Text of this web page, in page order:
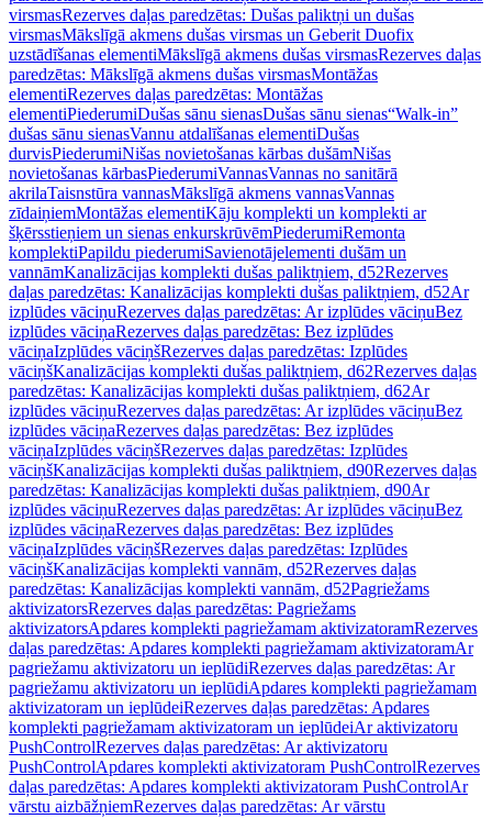
virsmasRezerves daļas paredzētas: Dušas paliktņi un dušas
virsmasMākslīgā akmens dušas virsmas un Geberit Duofix
uzstādīšanas elementiMākslīgā akmens dušas virsmasRezerves daļas
paredzētas: Mākslīgā akmens dušas virsmasMontāžas
elementiRezerves daļas paredzētas: Montāžas
elementiPiederumiDušas sānu sienasDušas sānu sienas“Walk-in”
dušas sānu sienasVannu atdalīšanas elementiDušas
durvisPiederumiNišas novietošanas kārbas dušāmNišas
novietošanas kārbasPiederumiVannasVannas no sanitārā
akrilaTaisnstūra vannasMākslīgā akmens vannasVannas
zīdaiņiemMontāžas elementiKāju komplekti un komplekti ar
šķērsstieņiem un sienas enkurskrūvēmPiederumiRemonta
komplektiPapildu piederumiSavienotājelementi dušām un
vannāmKanalizācijas komplekti dušas paliktņiem, d52Rezerves
daļas paredzētas: Kanalizācijas komplekti dušas paliktņiem, d52Ar
izplūdes vāciņuRezerves daļas paredzētas: Ar izplūdes vāciņuBez
izplūdes vāciņaRezerves daļas paredzētas: Bez izplūdes
vāciņaIzplūdes vāciņšRezerves daļas paredzētas: Izplūdes
vāciņšKanalizācijas komplekti dušas paliktņiem, d62Rezerves daļas
paredzētas: Kanalizācijas komplekti dušas paliktņiem, d62Ar
izplūdes vāciņuRezerves daļas paredzētas: Ar izplūdes vāciņuBez
izplūdes vāciņaRezerves daļas paredzētas: Bez izplūdes
vāciņaIzplūdes vāciņšRezerves daļas paredzētas: Izplūdes
vāciņšKanalizācijas komplekti dušas paliktņiem, d90Rezerves daļas
paredzētas: Kanalizācijas komplekti dušas paliktņiem, d90Ar
izplūdes vāciņuRezerves daļas paredzētas: Ar izplūdes vāciņuBez
izplūdes vāciņaRezerves daļas paredzētas: Bez izplūdes
vāciņaIzplūdes vāciņšRezerves daļas paredzētas: Izplūdes
vāciņšKanalizācijas komplekti vannām, d52Rezerves daļas
paredzētas: Kanalizācijas komplekti vannām, d52Pagriežams
aktivizatorsRezerves daļas paredzētas: Pagriežams
aktivizatorsApdares komplekti pagriežamam aktivizatoramRezerves
daļas paredzētas: Apdares komplekti pagriežamam aktivizatoramAr
pagriežamu aktivizatoru un ieplūdiRezerves daļas paredzētas: Ar
pagriežamu aktivizatoru un ieplūdiApdares komplekti pagriežamam
aktivizatoram un ieplūdeiRezerves daļas paredzētas: Apdares
komplekti pagriežamam aktivizatoram un ieplūdeiAr aktivizatoru
PushControlRezerves daļas paredzētas: Ar aktivizatoru
PushControlApdares komplekti aktivizatoram PushControlRezerves
daļas paredzētas: Apdares komplekti aktivizatoram PushControlAr
vārstu aizbāžņiemRezerves daļas paredzētas: Ar vārstu